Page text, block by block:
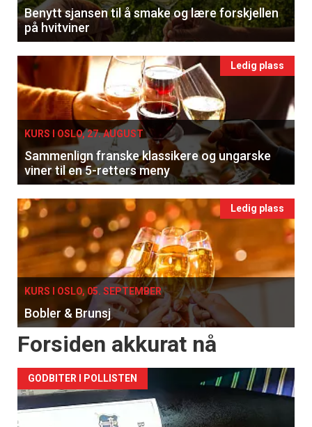
Benytt sjansen til å smake og lære forskjellen
på hvitviner
Ledig plass
KURS I OSLO, 27. AUGUST
Sammenlign franske klassikere og ungarske
viner til en 5-retters meny
Ledig plass
KURS I OSLO, 05. SEPTEMBER
Bobler & Brunsj
Forsiden akkurat nå
GODBITER I POLLISTEN